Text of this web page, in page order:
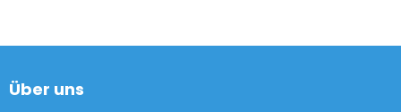
Über uns